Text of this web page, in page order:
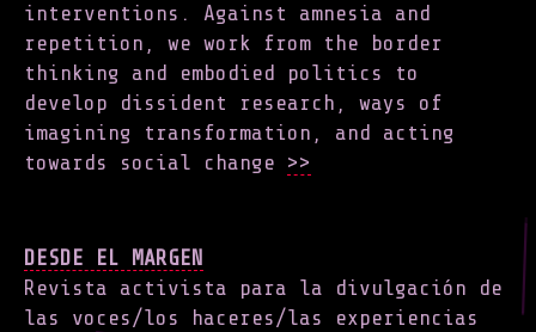
interventions. Against amnesia and
repetition, we work from the border
thinking and embodied politics to
develop dissident research, ways of
imagining transformation, and acting
towards social change >>
DESDE EL MARGEN
Revista activista para la divulgación de
las voces/los haceres/las experiencias